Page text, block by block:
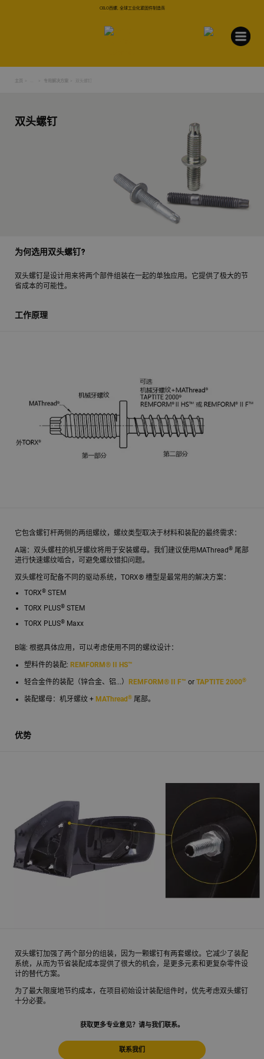
CELO西螺, 全球工业化紧固件制造商
主页 专用解决方案
双头螺钉
为何选用双头螺钉?
双头螺钉是设计用来将两个部件组装在一起的单独应用。它提供了极大的节
省成本的可能性。
工作原理
它包含螺钉杆两侧的两组螺纹，螺纹类型取决于材料和装配的最终需求：
A端：双头螺柱的机牙螺纹将用于安装螺母。我们建议使用MAThread ® 尾部
进行快速螺纹啮合，可避免螺纹错扣问题。
双头螺栓可配备不同的驱动系统，TORX® 槽型是最常用的解决方案：
TORX® STEM
TORX PLUS® STEM
TORX PLUS® Maxx
B端: 根据具体应用，可以考虑使用不同的螺纹设计：
塑料件的装配: REMFORM® II HS™
轻合金件的装配（锌合金、铝...） REMFORM® II F™ or TAPTITE 2000®
装配螺母：机牙螺纹 + MAThread ® 尾部。
优势
双头螺钉加强了两个部分的组装，因为一颗螺钉有两套螺纹。它减少了装配
系统，从而为节省装配成本提供了很大的机会，是更多元素和更复杂零件设
计的替代方案。
为了最大限度地节约成本，在项目初始设计装配组件时，优先考虑双头螺钉
十分必要。
获取更多专业意见？请与我们联系。
联系我们